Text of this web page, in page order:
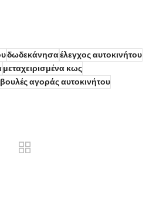
δωδεκάνησαέλεγχος αυτοκινήτου
μεταχειρισμένα κως
αγοράς αυτοκινήτου